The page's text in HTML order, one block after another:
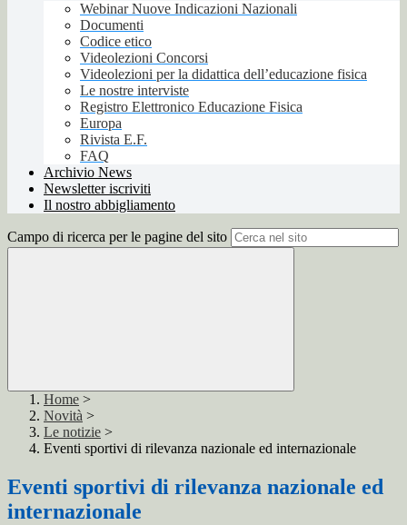
Webinar Nuove Indicazioni Nazionali
Documenti
Codice etico
Videolezioni Concorsi
Videolezioni per la didattica dell’educazione fisica
Le nostre interviste
Registro Elettronico Educazione Fisica
Europa
Rivista E.F.
FAQ
Archivio News
Newsletter iscriviti
Il nostro abbigliamento
Campo di ricerca per le pagine del sito
Home >
Novità >
Le notizie >
Eventi sportivi di rilevanza nazionale ed internazionale
Eventi sportivi di rilevanza nazionale ed
internazionale